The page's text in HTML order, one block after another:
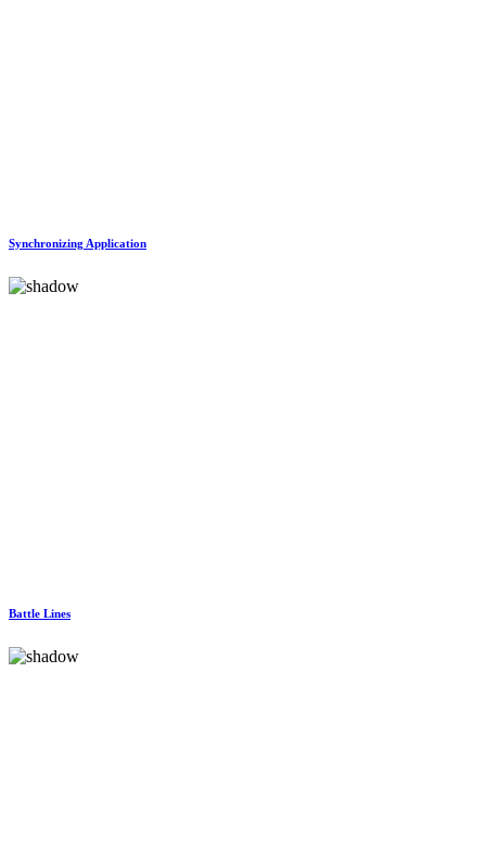
Synchronizing Application
Battle Lines